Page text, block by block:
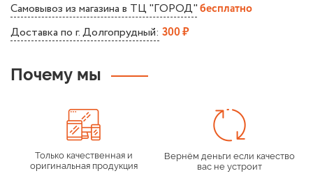
Самовывоз из магазина в ТЦ "ГОРОД" бесплатно
Доставка по г. Долгопрудный: 300 ₽
Почему мы
Только качественная и
оригинальная продукция
Вернём деньги если качество
вас не устроит